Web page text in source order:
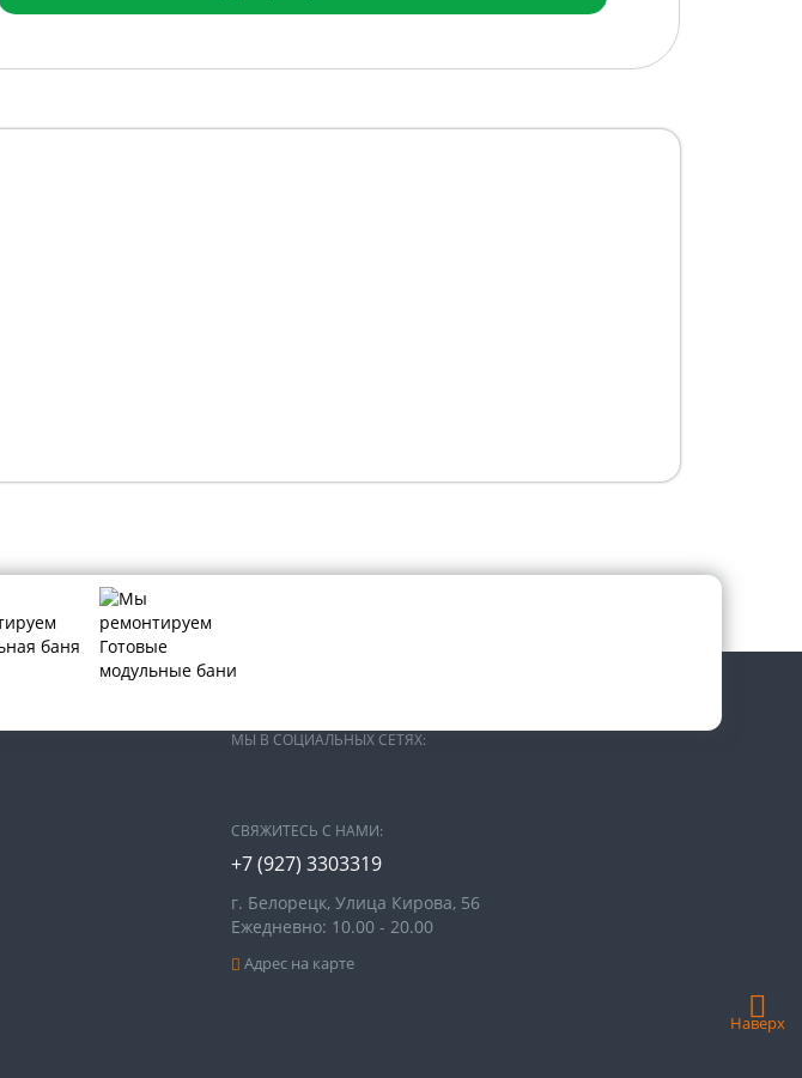
Наверх
МЫ В СОЦИАЛЬНЫХ СЕТЯХ:
СВЯЖИТЕСЬ С НАМИ:
+7 (927) 3303319
г. Белорецк, Улица Кирова, 56
Ежедневно: 10.00 - 20.00
Адрес на карте